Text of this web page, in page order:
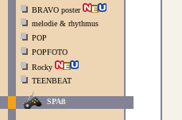
BRAVO poster
melodie & rhythmus
POP
POPFOTO
Rocky
TEENBEAT
SPAß